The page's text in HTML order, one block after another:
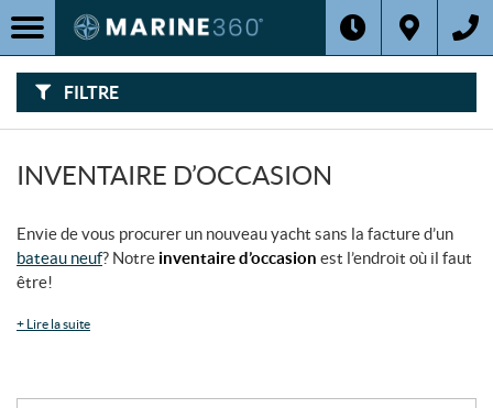
FILTRE
F
I
L
T
R
Filtre
Catégorie
Prix
Inventaire
INVENTAIRE D’OCCASION
Envie de vous procurer un nouveau yacht sans la facture d’un
bateau neuf? Notre inventaire d’occasion est l’endroit où il faut
être!
+ Lire la suite